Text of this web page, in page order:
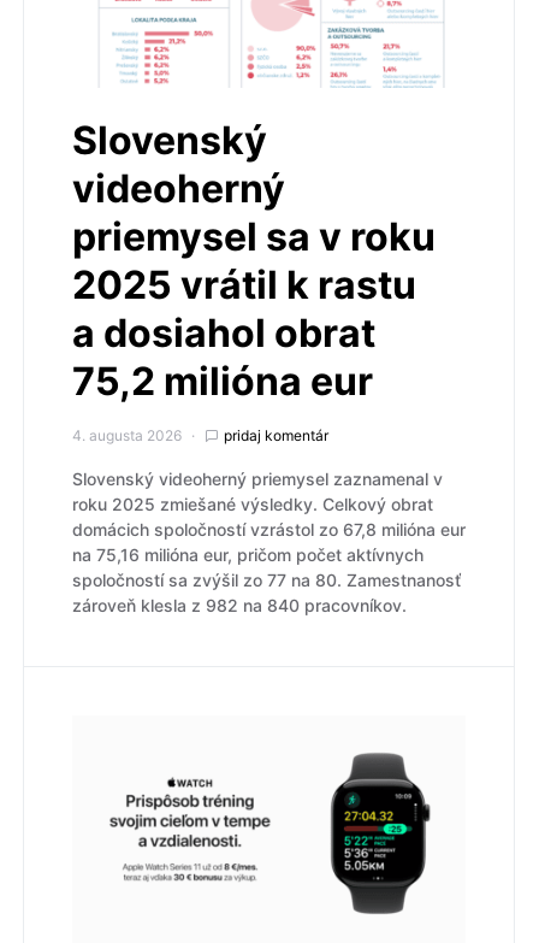
Slovenský
videoherný
priemysel sa v roku
2025 vrátil k rastu
a dosiahol obrat
75,2 milióna eur
4. augusta 2026 pridaj komentár
Slovenský videoherný priemysel zaznamenal v
roku 2025 zmiešané výsledky. Celkový obrat
domácich spoločností vzrástol zo 67,8 milióna eur
na 75,16 milióna eur, pričom počet aktívnych
spoločností sa zvýšil zo 77 na 80. Zamestnanosť
zároveň klesla z 982 na 840 pracovníkov.